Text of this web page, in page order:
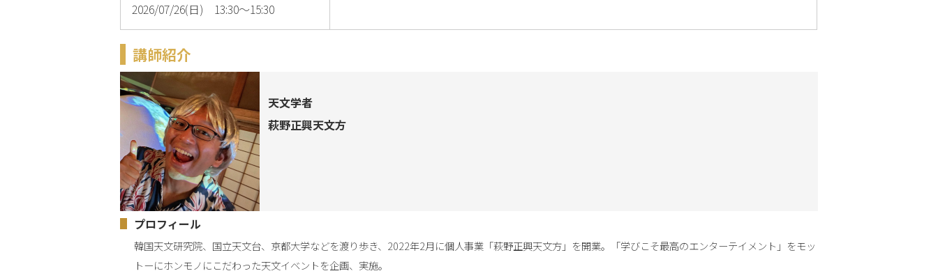
2026/07/26(日) 13:30～15:30
講師紹介
天文学者
萩野正興天文方
プロフィール
韓国天文研究院、国立天文台、京都大学などを渡り歩き、2022年2月に個人事業「萩野正興天文方」を開業。「学びこそ最高のエンターテイメント」をモッ
トーにホンモノにこだわった天文イベントを企画、実施。